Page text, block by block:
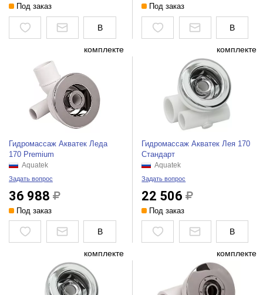
Под заказ
В
комплекте
Под заказ
В
комплекте
Гидромассаж Акватек Леда
170 Premium
Aquatek
Задать вопрос
36 988
Под заказ
В
комплекте
Гидромассаж Акватек Лея 170
Стандарт
Aquatek
Задать вопрос
22 506
Под заказ
В
комплекте